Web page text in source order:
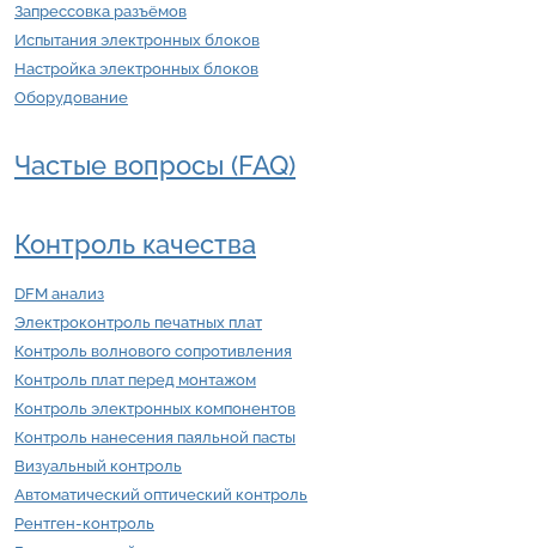
Запрессовка разъёмов
Испытания электронных блоков
Настройка электронных блоков
Оборудование
Частые вопросы (FAQ)
Контроль качества
DFM анализ
Электроконтроль печатных плат
Контроль волнового сопротивления
Контроль плат перед монтажом
Контроль электронных компонентов
Контроль нанесения паяльной пасты
Визуальный контроль
Автоматический оптический контроль
Рентген-контроль